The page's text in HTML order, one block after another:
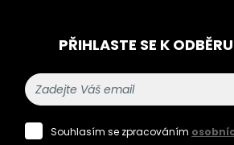
PŘIHLASTE SE K
Souhlasím se zpracováním